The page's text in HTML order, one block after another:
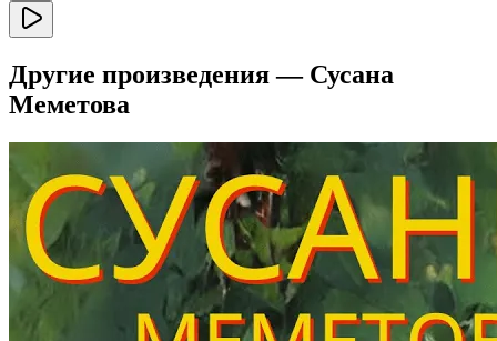
Другие произведения — Сусана
Меметова